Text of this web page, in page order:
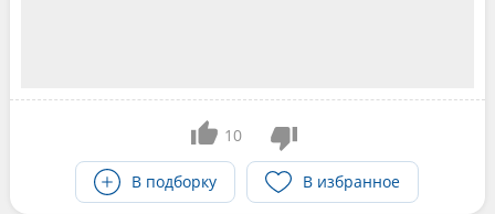
10
В подборку В избранное